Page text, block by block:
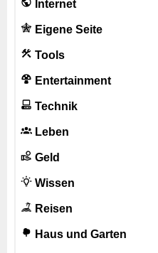
Internet
Eigene Seite
Tools
Entertainment
Technik
Leben
Geld
Wissen
Reisen
Haus und Garten